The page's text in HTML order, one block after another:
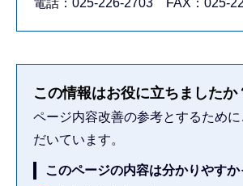
電話：025-226-2703 FAX：025-
この情報はお役に立ちましたか
ページ内容改善の参考とするため
だいています。
このページの内容は分かりやすか